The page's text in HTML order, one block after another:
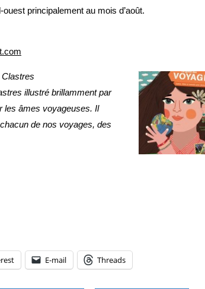
principalement au mois d’août.
illustré brillamment par
les âmes voyageuses. Il
de nos voyages, des
E-mail Threads